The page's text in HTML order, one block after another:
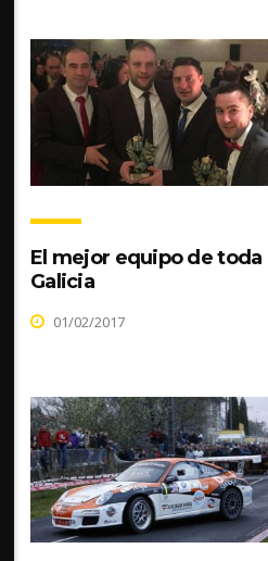
El mejor equipo de toda
Galicia
01/02/2017